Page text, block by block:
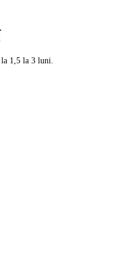
1,5 la 3 luni.